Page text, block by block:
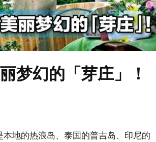
梦幻的「芽庄」！
地的热浪岛、泰国的普吉岛、印尼的